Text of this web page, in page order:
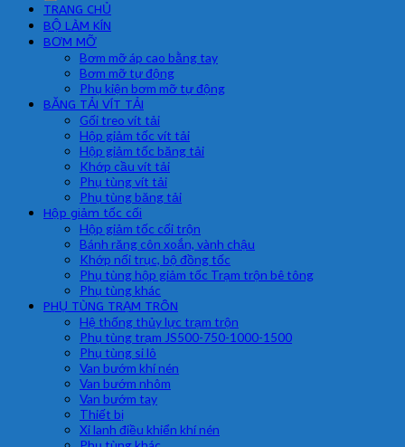
TRANG CHỦ
BỘ LÀM KÍN
BƠM MỠ
Bơm mỡ áp cao bằng tay
Bơm mỡ tự động
Phụ kiện bơm mỡ tự động
BĂNG TẢI VÍT TẢI
Gối treo vít tải
Hộp giảm tốc vít tải
Hộp giảm tốc băng tải
Khớp cầu vít tải
Phụ tùng vít tải
Phụ tùng băng tải
Hộp giảm tốc cối
Hộp giảm tốc cối trộn
Bánh răng côn xoắn, vành chậu
Khớp nối trục, bộ đồng tốc
Phụ tùng hộp giảm tốc Trạm trộn bê tông
Phụ tùng khác
PHỤ TÙNG TRẠM TRÔN
Hệ thống thủy lực trạm trộn
Phụ tùng trạm JS500-750-1000-1500
Phụ tùng si lô
Van bướm khí nén
Van bướm nhôm
Van bướm tay
Thiết bị
Xi lanh điều khiển khí nén